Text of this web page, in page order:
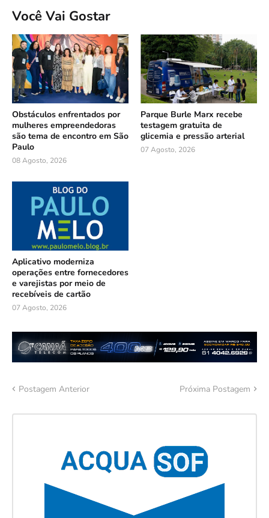
Você Vai Gostar
Obstáculos enfrentados por
mulheres empreendedoras
são tema de encontro em São
Paulo
08 Agosto, 2026
Parque Burle Marx recebe
testagem gratuita de
glicemia e pressão arterial
07 Agosto, 2026
Aplicativo moderniza
operações entre fornecedores
e varejistas por meio de
recebíveis de cartão
07 Agosto, 2026
Postagem Anterior Próxima Postagem